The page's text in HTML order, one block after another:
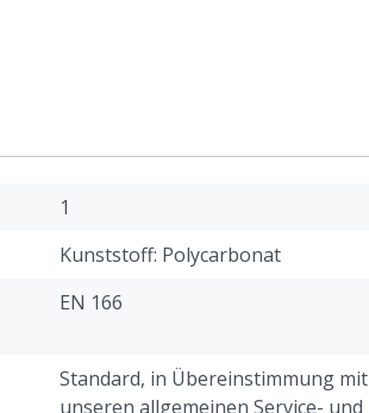
1
Kunststoff: Polycarbonat
EN 166
Standard, in Übereinstimmung mit
unseren allgemeinen Service- und